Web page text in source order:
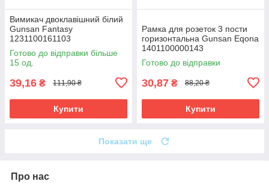
Вимикач двоклавішний білий
Gunsan Fantasy
1231100161103
Готово до відправки більше
15 од.
39,16 ₴ 111,90 ₴
Купити
Рамка для розеток 3 пости
горизонтальна Gunsan Eqona
1401100000143
Готово до відправки
30,87 ₴ 88,20 ₴
Купити
Показати ще
Про нас